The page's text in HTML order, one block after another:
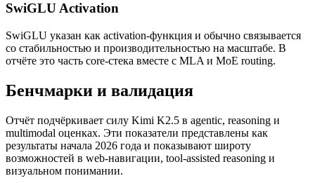
SwiGLU Activation
SwiGLU указан как activation‑функция и обычно связывается
со стабильностью и производительностью на масштабе. В
отчёте это часть core‑стека вместе с MLA и MoE routing.
Бенчмарки и валидация
Отчёт подчёркивает силу Kimi K2.5 в agentic, reasoning и
multimodal оценках. Эти показатели представлены как
результаты начала 2026 года и показывают широту
возможностей в web‑навигации, tool‑assisted reasoning и
визуальном понимании.